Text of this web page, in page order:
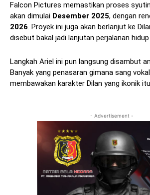
Falcon Pictures memastikan proses
akan dimulai Desember 2025, dengan
2026. Proyek ini juga akan berlanjut ke
disebut bakal jadi lanjutan perjalanan
Langkah Ariel ini pun langsung disambut
Banyak yang penasaran gimana sang
membawakan karakter Dilan yang ikonik
- Advertisement -